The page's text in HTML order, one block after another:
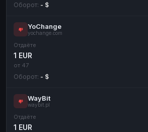
Оборот: - $
YoChange
yochange.com
Отдаёте
1 EUR
от 47
Оборот: - $
WayBit
waybit.pl
Отдаёте
1 EUR